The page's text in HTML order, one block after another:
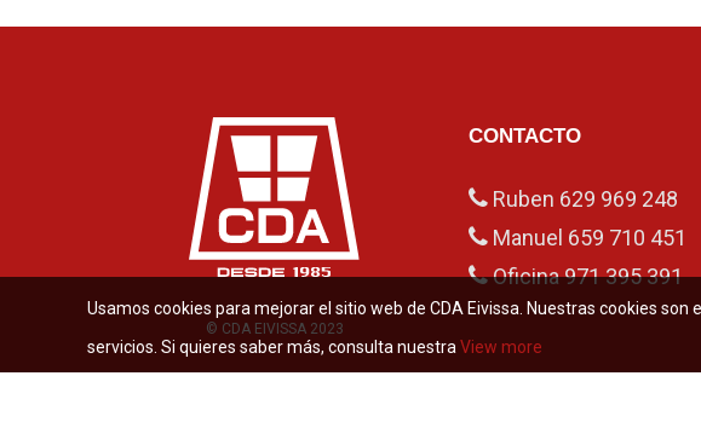
© CDA EIVISSA 2023
CONTACTO
Ruben 629 969 248
Manuel 659 710 451
Oficina971 395 391
Usamos cookies para mejorar el sitio web de CDA Eivissa. Nuestras cookies
servicios. Si quieres saber más, consulta nuestra View more